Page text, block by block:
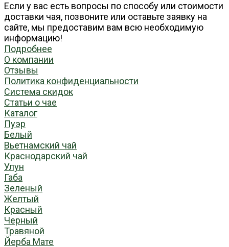
Если у вас есть вопросы по способу или стоимости
доставки чая, позвоните или оставьте заявку на
сайте, мы предоставим вам всю необходимую
информацию!
Подробнее
О компании
Отзывы
Политика конфиденциальности
Система скидок
Статьи о чае
Каталог
Пуэр
Белый
Вьетнамский чай
Краснодарский чай
Улун
Габа
Зеленый
Желтый
Красный
Черный
Травяной
Йерба Мате